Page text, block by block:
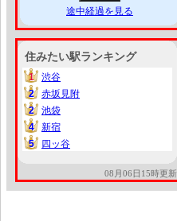
途中経過を見る
住みたい駅ランキング
1
1
渋谷
2
2
赤坂見附
2
2
池袋
4
4
新宿
5
5 四ッ谷
08月06日15時更新